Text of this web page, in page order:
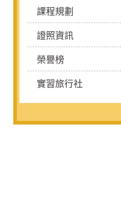
課程規劃
證照資訊
榮譽榜
實習旅行社